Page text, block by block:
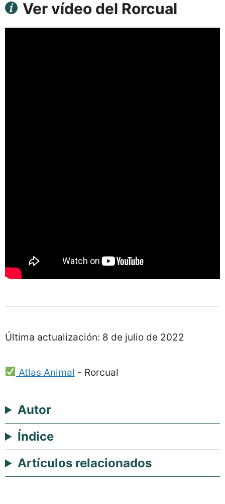
Ver vídeo del Rorcual
Última actualización: 8 de julio de 2022
Atlas Animal - Rorcual
Autor
Índice
Artículos relacionados